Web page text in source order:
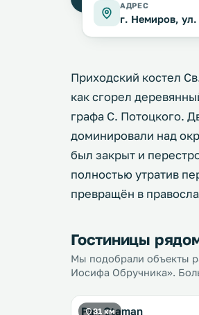
АДРЕС
г. Немиров, ул.
Приходский костел
как сгорел
графа С. Потоцкого.
доминировали над
был закрыт и
полностью утратив
превращён в
Гостиницы
Мы подобрали объекты
Иосифа Обручника».
31 км
Pan Otaman